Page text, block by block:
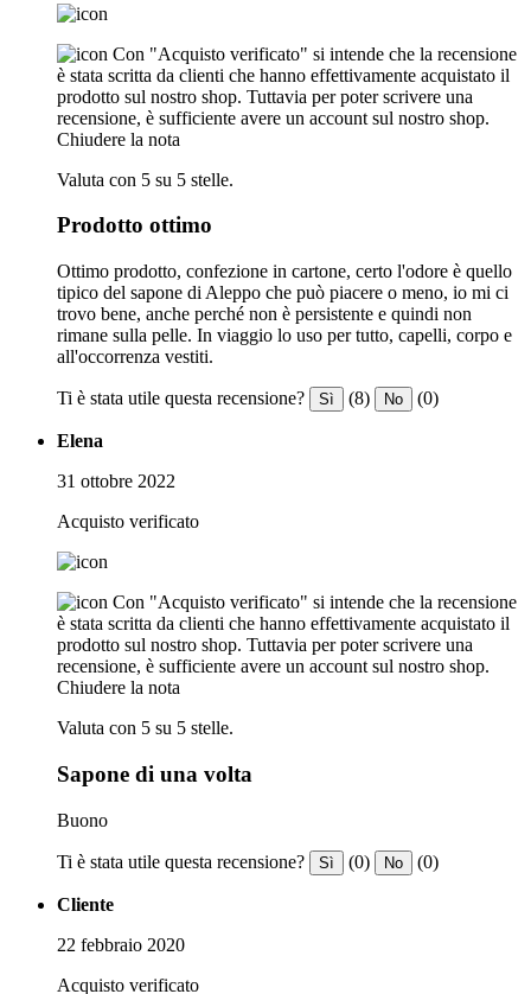
Con "Acquisto verificato" si intende che la recensione
è stata scritta da clienti che hanno effettivamente acquistato il
prodotto sul nostro shop. Tuttavia per poter scrivere una
recensione, è sufficiente avere un account sul nostro shop.
Chiudere la nota
Valuta con 5 su 5 stelle.
Prodotto ottimo
Ottimo prodotto, confezione in cartone, certo l'odore è quello
tipico del sapone di Aleppo che può piacere o meno, io mi ci
trovo bene, anche perché non è persistente e quindi non
rimane sulla pelle. In viaggio lo uso per tutto, capelli, corpo e
all'occorrenza vestiti.
Ti è stata utile questa recensione? Sì (8) No (0)
Elena
31 ottobre 2022
Acquisto verificato
Con "Acquisto verificato" si intende che la recensione
è stata scritta da clienti che hanno effettivamente acquistato il
prodotto sul nostro shop. Tuttavia per poter scrivere una
recensione, è sufficiente avere un account sul nostro shop.
Chiudere la nota
Valuta con 5 su 5 stelle.
Sapone di una volta
Buono
Ti è stata utile questa recensione? Sì (0) No (0)
Cliente
22 febbraio 2020
Acquisto verificato